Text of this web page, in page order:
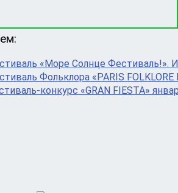
«Море Солнце Фестиваль!».
Фольклора «PARIS FOLKLORE
конкурс «GRAN FIESTA»